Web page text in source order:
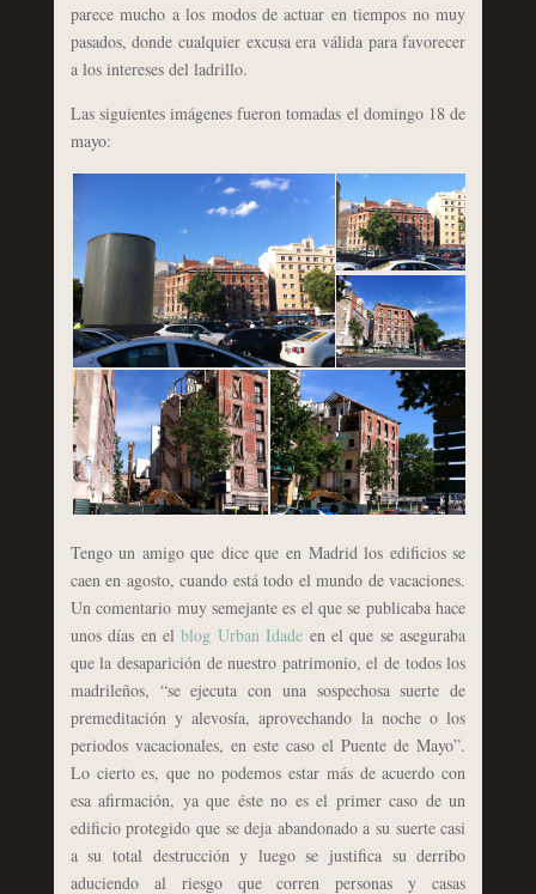
parece mucho a los modos de actuar en tiempos no muy
pasados, donde cualquier excusa era válida para favorecer
a los intereses del ladrillo.
Las siguientes imágenes fueron tomadas el domingo 18 de
mayo:
Tengo un amigo que dice que en Madrid los edificios se
caen en agosto, cuando está todo el mundo de vacaciones.
Un comentario muy semejante es el que se publicaba hace
unos días en elblog Urban Idade en el que se aseguraba
que la desaparición de nuestro patrimonio, el de todos los
madrileños, “se ejecuta con una sospechosa suerte de
premeditación y alevosía, aprovechando la noche o los
periodos vacacionales, en este caso el Puente de Mayo”.
Lo cierto es, que no podemos estar más de acuerdo con
esa afirmación, ya que éste no es el primer caso de un
edificio protegido que se deja abandonado a su suerte casi
a su total destrucción y luego se justifica su derribo
aduciendo al riesgo que corren personas y casas